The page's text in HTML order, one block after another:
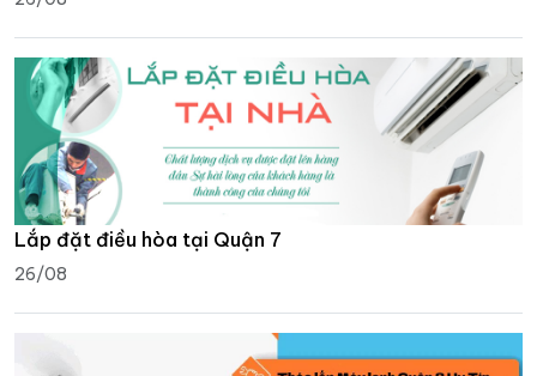
Lắp đặt điều hòa tại Quận 7
26/08